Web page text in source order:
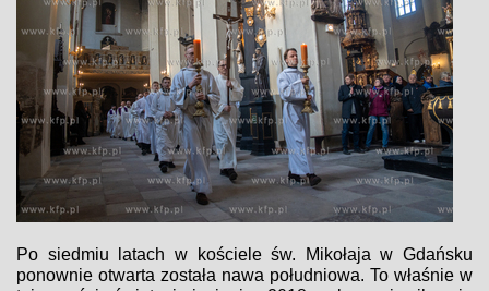
Po siedmiu latach w kościele św. Mikołaja w Gdańsku
ponownie otwarta została nawa południowa. To właśnie w